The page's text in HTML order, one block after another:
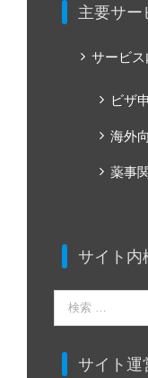
主要サー
サービ
ビザ
海外
薬事
サイト内
索
サイト運